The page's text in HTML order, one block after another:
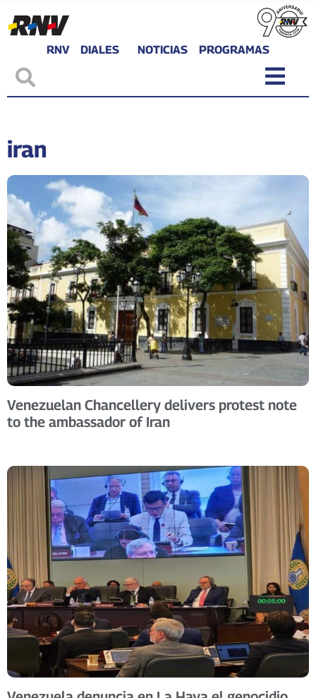
RNV DIALES NOTICIAS PROGRAMAS
iran
Venezuelan Chancellery delivers protest note
to the ambassador of Iran